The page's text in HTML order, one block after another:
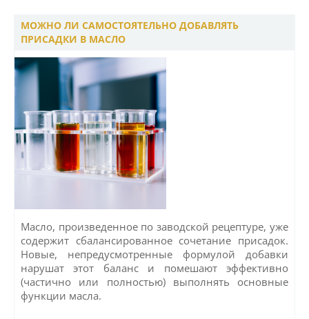
МОЖНО ЛИ САМОСТОЯТЕЛЬНО ДОБАВЛЯТЬ
ПРИСАДКИ В МАСЛО
Масло, произведенное по заводской рецептуре, уже
содержит сбалансированное сочетание присадок.
Новые, непредусмотренные формулой добавки
нарушат этот баланс и помешают эффективно
(частично или полностью) выполнять основные
функции масла.